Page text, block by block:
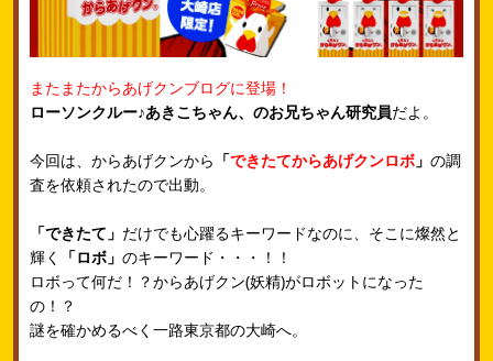
またまたからあげクンブログに登場！
ローソンクルー♪あきこちゃん、のお兄ちゃん研究員だよ。
今回は、からあげクンから 「できたてからあげクンロボ 」 の調
査を依頼されたので出動。
「できたて」 だけでも心躍るキーワードなのに、そこに燦然と
輝く
「ロボ」 のキーワード・・・！！
ロボって何だ！？からあげクン(妖精)がロボットになった
の！？
謎を確かめるべく一路東京都の大崎へ。